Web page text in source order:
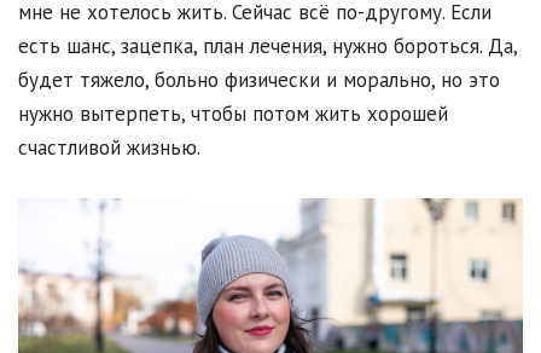
мне не хотелось жить. Сейчас всё по-другому. Если
есть шанс, зацепка, план лечения, нужно бороться. Да,
будет тяжело, больно физически и морально, но это
нужно вытерпеть, чтобы потом жить хорошей
счастливой жизнью.